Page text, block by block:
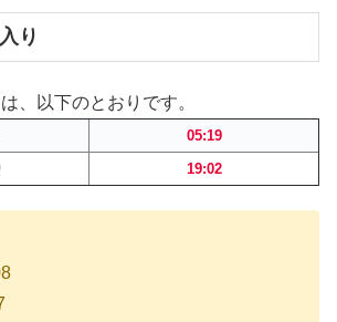
り
、以下のとおりです。
05:19
19:02